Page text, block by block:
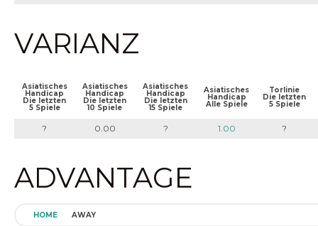
VARIANZ
Asiatisches
Handicap
Die letzten
5 Spiele
Asiatisches
Handicap
Die letzten
10 Spiele
Asiatisches
Handicap
Die letzten
15 Spiele
Asiatisches
Handicap
Alle Spiele
Torlinie
Die letzten
5 Spiele
? 0.00 ? 1.00 ?
ADVANTAGE
HOME AWAY